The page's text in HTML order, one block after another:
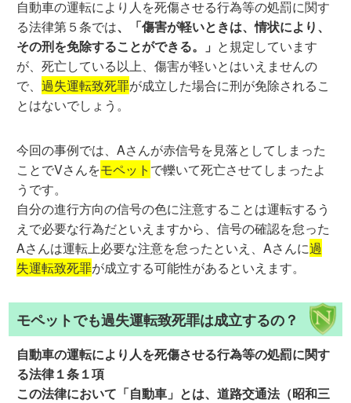
自動車の運転により人を死傷させる行為等の処罰に関す
る法律第５条では、「傷害が軽いときは、情状により、
その刑を免除することができる。」 と規定しています
が、死亡している以上、傷害が軽いとはいえませんの
で、過失運転致死罪が成立した場合に刑が免除されるこ
とはないでしょう。
今回の事例では、Aさんが赤信号を見落としてしまった
ことでVさんをモペット で轢いて死亡させてしまったよ
うです。
自分の進行方向の信号の色に注意することは運転するう
えで必要な行為だといえますから、信号の確認を怠った
Aさんは運転上必要な注意を怠ったといえ、Aさんに過
失運転致死罪が成立する可能性があるといえます。
モペットでも過失運転致死罪は成立するの？
自動車の運転により人を死傷させる行為等の処罰に関す
る法律１条１項
この法律において「自動車」とは、道路交通法（昭和三